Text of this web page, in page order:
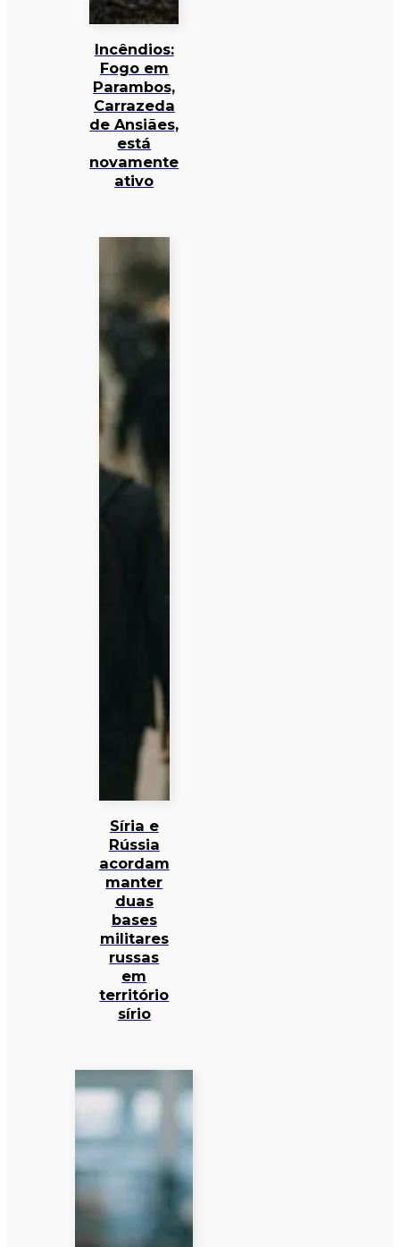
Incêndios:
Fogo em
Parambos,
Carrazeda
de Ansiães,
está
novamente
ativo
Síria e
Rússia
acordam
manter
duas
bases
militares
russas
em
território
sírio